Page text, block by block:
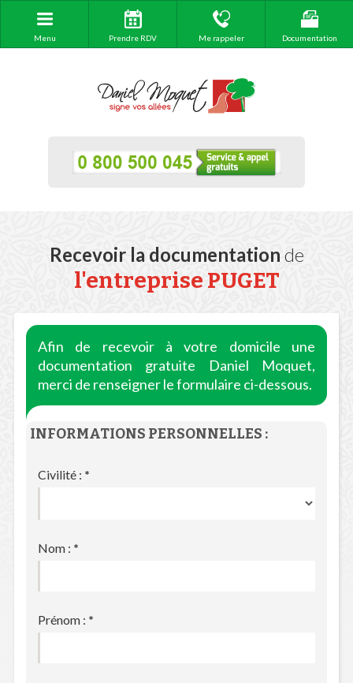
Menu Prendre RDV Me rappeler Documentation
Recevoir la documentation de
l'entreprise PUGET
Afin de recevoir à votre domicile une
documentation gratuite Daniel Moquet,
merci de renseigner le formulaire ci-dessous.
INFORMATIONS PERSONNELLES :
Civilité : *
Nom : *
Prénom : *